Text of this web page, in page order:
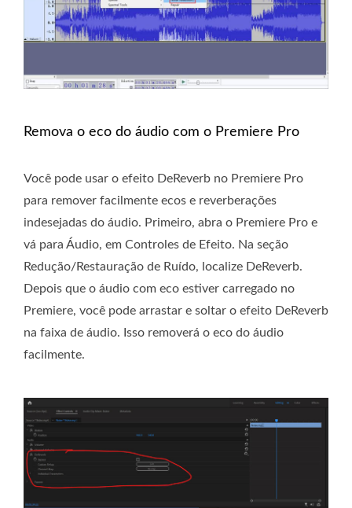
Remova o eco do áudio com o Premiere Pro
Você pode usar o efeito DeReverb no Premiere Pro
para remover facilmente ecos e reverberações
indesejadas do áudio. Primeiro, abra o Premiere Pro e
vá para Áudio, em Controles de Efeito. Na seção
Redução/Restauração de Ruído, localize DeReverb.
Depois que o áudio com eco estiver carregado no
Premiere, você pode arrastar e soltar o efeito DeReverb
na faixa de áudio. Isso removerá o eco do áudio
facilmente.